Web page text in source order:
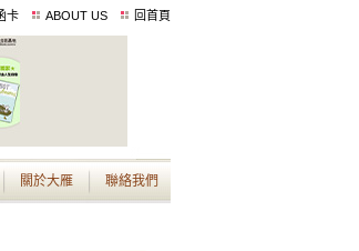
卡 ABOUT US 回首頁
關於大雁 聯絡我們